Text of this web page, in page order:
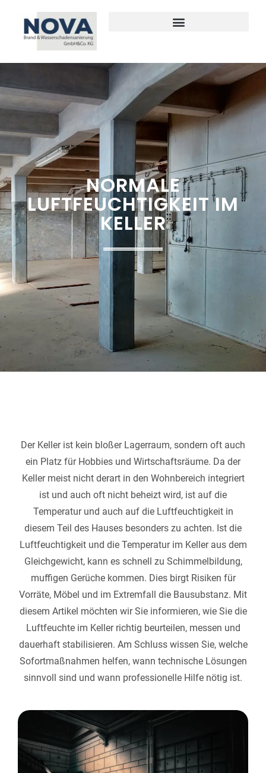
NORMALE
LUFTFEUCHTIGKEIT IM
KELLER
Der Keller ist kein bloßer Lagerraum, sondern oft auch
ein Platz für Hobbies und Wirtschaftsräume. Da der
Keller meist nicht derart in den Wohnbereich integriert
ist und auch oft nicht beheizt wird, ist auf die
Temperatur und auch auf die Luftfeuchtigkeit in
diesem Teil des Hauses besonders zu achten. Ist die
Luftfeuchtigkeit und die Temperatur im Keller aus dem
Gleichgewicht, kann es schnell zu Schimmelbildung,
muffigen Gerüche kommen. Dies birgt Risiken für
Vorräte, Möbel und im Extremfall die Bausubstanz. Mit
diesem Artikel möchten wir Sie informieren, wie Sie die
Luftfeuchte im Keller richtig beurteilen, messen und
dauerhaft stabilisieren. Am Schluss wissen Sie, welche
Sofortmaßnahmen helfen, wann technische Lösungen
sinnvoll sind und wann professionelle Hilfe nötig ist.